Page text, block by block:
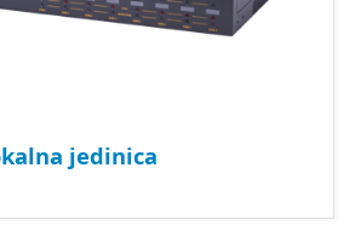
jedinica